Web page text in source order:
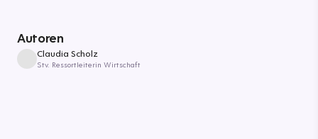
Autoren
Claudia Scholz
Stv. Ressortleiterin Wirtschaft